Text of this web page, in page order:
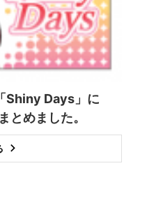
Shiny Days」に
とめました。